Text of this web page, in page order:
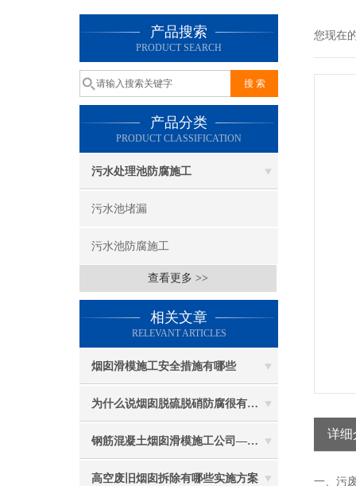
产品搜索
PRODUCT SEARCH
产品分类
PRODUCT CLASSIFICATION
污水处理池防腐施工
污水池堵漏
污水池防腐施工
查看更多 >>
相关文章
RELEVANT ARTICLES
烟囱滑模施工安全措施有哪些
为什么说烟囱脱硫脱硝防腐很有必要
钢筋混凝土烟囱滑模施工公司——选五林高空
高空废旧烟囱拆除有哪些实施方案
您现在
详细
一、污